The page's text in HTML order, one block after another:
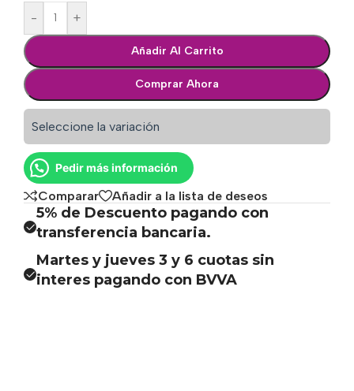
- +
Añadir Al Carrito
Comprar Ahora
Seleccione la variación
Pedir más información
Comparar Añadir a la lista de deseos
5% de Descuento pagando con
transferencia bancaria.
Martes y jueves 3 y 6 cuotas sin
interes pagando con BVVA